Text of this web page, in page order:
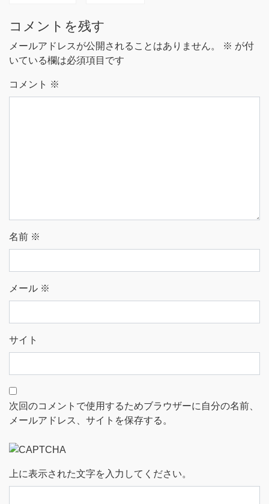
コメントを残す
メールアドレスが公開されることはありません。 ※ が付
いている欄は必須項目です
コメント ※
名前 ※
メール ※
サイト
次回のコメントで使用するためブラウザーに自分の名前、
メールアドレス、サイトを保存する。
上に表示された文字を入力してください。